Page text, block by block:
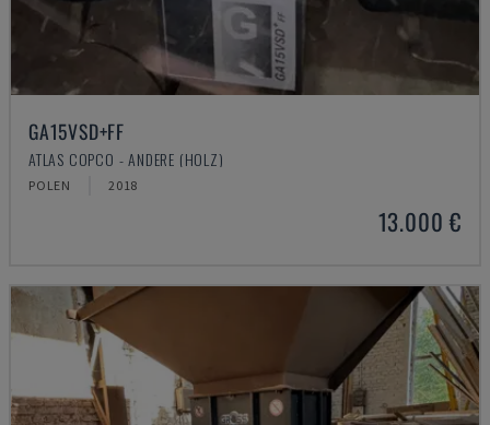
GA15VSD+FF
ATLAS COPCO - ANDERE (HOLZ)
POLEN 2018
13.000 €